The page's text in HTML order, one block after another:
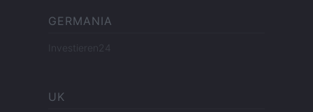
GERMANIA
Investieren24
UK